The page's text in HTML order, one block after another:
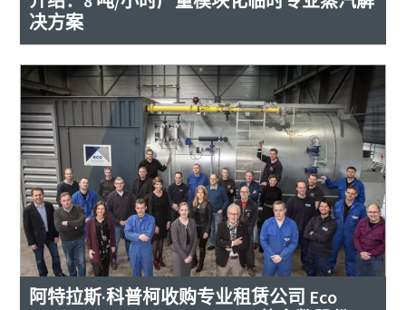
决方案
阿特拉斯·科普柯收购专业租赁公司 Eco